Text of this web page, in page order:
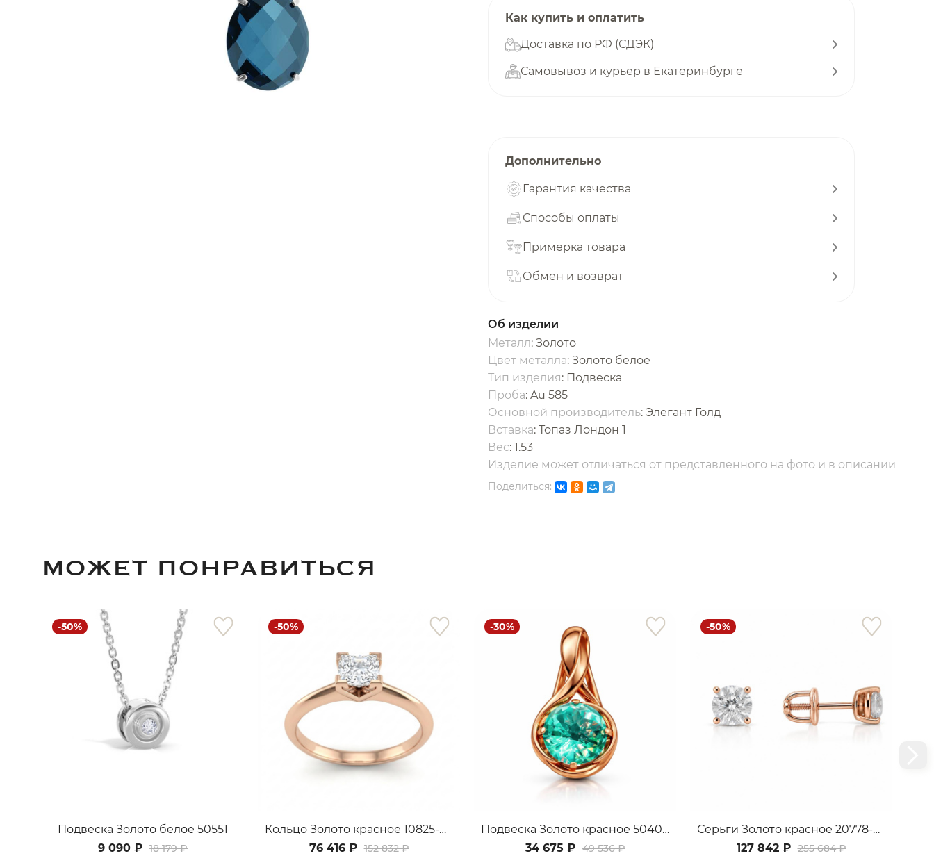
Как купить и оплатить
Доставка по РФ (СДЭК)
Самовывоз и курьер в Екатеринбурге
Дополнительно
Гарантия качества
Способы оплаты
Примерка товара
Обмен и возврат
Об изделии
Металл: Золото
Цвет металла: Золото белое
Тип изделия: Подвеска
Проба: Au 585
Основной производитель: Элегант Голд
Вставка: Топаз Лондон 1
Вес: 1.53
Изделие может отличаться от представленного на фото и в описании
Поделиться:
МОЖЕТ ПОНРАВИТЬСЯ
-50%
Подвеска Золото белое 50551
9 090 ₽ 18 179 ₽
-50%
Кольцо Золото красное 10825-0100-6027
76 416 ₽ 152 832 ₽
-30%
Подвеска Золото красное 50408-0100-4110
34 675 ₽ 49 536 ₽
-50%
Серьги Золото красное 20778-0100-6027
127 842 ₽ 255 684 ₽
в корзину
каждые 2 недели
раз в 2
раз в 2 недели
Остались вопросы?
8 800 302-02-51
plait.ru